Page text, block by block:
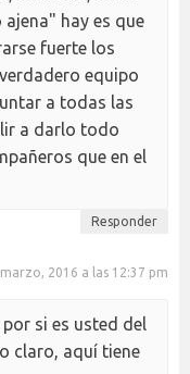
hay es que
fuerte los
equipo
a todas las
a darlo todo
que en el
Responder
2016 a las 12:37 pm
por si es usted del
claro, aquí tiene